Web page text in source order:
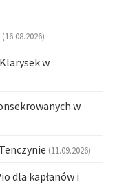
(16.08.2026)
w
w
(11.09.2026)
dla kapłanów i